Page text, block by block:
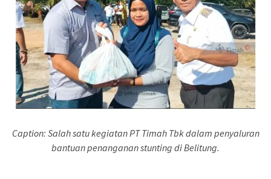
Caption: Salah satu kegiatan PT Timah Tbk dalam penyaluran
bantuan penanganan stunting di Belitung.